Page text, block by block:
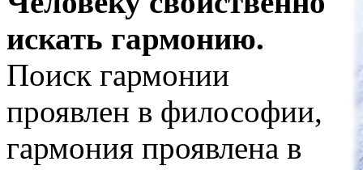
искать гармонию.
Поиск гармонии
проявлен в философии,
гармония проявлена в